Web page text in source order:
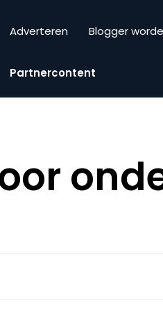
Adverteren Blogger
Partnercontent